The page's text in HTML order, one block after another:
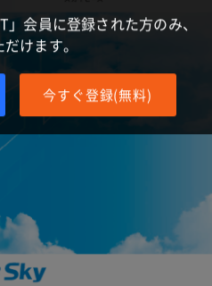
会員に登録された方のみ、
けます。
今すぐ登録(無料)